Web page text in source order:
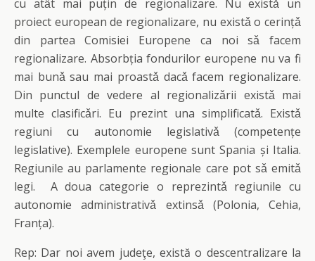
cu atȃt mai puțin de regionalizare. Nu existǎ un
proiect european de regionalizare, nu existǎ o cerințǎ
din partea Comisiei Europene ca noi sǎ facem
regionalizare. Absorbția fondurilor europene nu va fi
mai bunǎ sau mai proastǎ dacǎ facem regionalizare.
Din punctul de vedere al regionalizǎrii existǎ mai
multe clasificǎri. Eu prezint una simplificatǎ. Existǎ
regiuni cu autonomie legislativǎ (competențe
legislative). Exemplele europene sunt Spania și Italia.
Regiunile au parlamente regionale care pot sǎ emitǎ
legi. A doua categorie o reprezintǎ regiunile cu
autonomie administrativǎ extinsǎ (Polonia, Cehia,
Franța).
Rep: Dar noi avem judeţe, există o descentralizare la